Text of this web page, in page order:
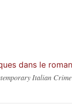
dans le
Italian